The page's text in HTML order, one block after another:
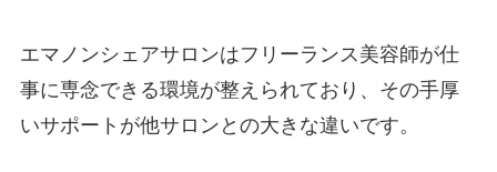
エマノンシェアサロンはフリーランス美容師が仕
事に専念できる環境が整えられており、その手厚
いサポートが他サロンとの大きな違いです。